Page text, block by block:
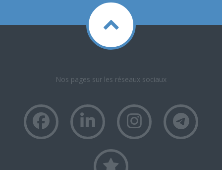
Nos pages sur les réseaux sociaux